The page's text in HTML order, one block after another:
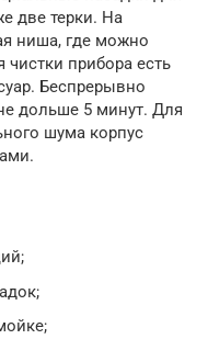
две терки. На
ниша, где можно
прибора есть
Беспрерывно
дольше 5 минут. Для
шума корпус